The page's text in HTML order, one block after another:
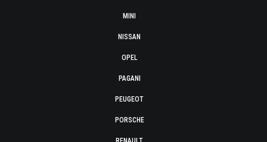
MINI
NISSAN
OPEL
PAGANI
PEUGEOT
PORSCHE